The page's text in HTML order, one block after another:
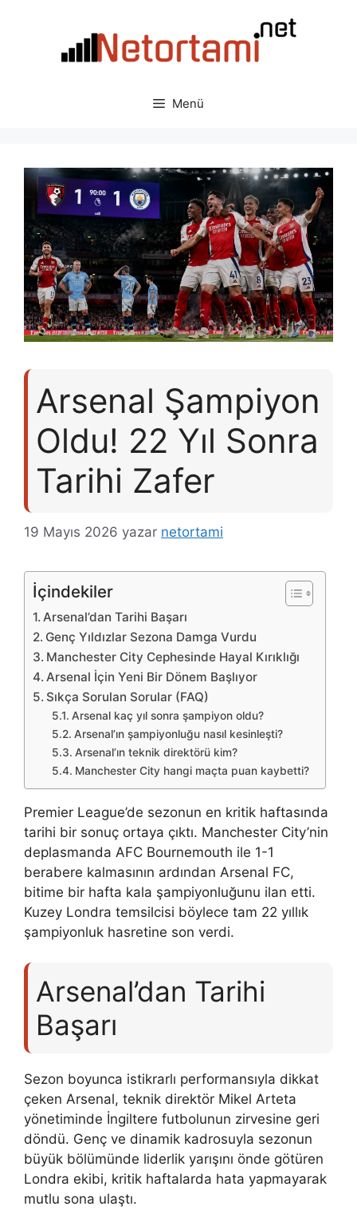
Menü
Arsenal Şampiyon
Oldu! 22 Yıl Sonra
Tarihi Zafer
19 Mayıs 2026 yazar netortami
İçindekiler
Arsenal’dan Tarihi Başarı
Genç Yıldızlar Sezona Damga Vurdu
Manchester City Cephesinde Hayal Kırıklığı
Arsenal İçin Yeni Bir Dönem Başlıyor
Sıkça Sorulan Sorular (FAQ)
Arsenal kaç yıl sonra şampiyon oldu?
Arsenal’ın şampiyonluğu nasıl kesinleşti?
Arsenal’ın teknik direktörü kim?
Manchester City hangi maçta puan kaybetti?
Premier League’de sezonun en kritik haftasında
tarihi bir sonuç ortaya çıktı. Manchester City’nin
deplasmanda AFC Bournemouth ile 1-1
berabere kalmasının ardından Arsenal FC,
bitime bir hafta kala şampiyonluğunu ilan etti.
Kuzey Londra temsilcisi böylece tam 22 yıllık
şampiyonluk hasretine son verdi.
Arsenal’dan Tarihi
Başarı
Sezon boyunca istikrarlı performansıyla dikkat
çeken Arsenal, teknik direktör Mikel Arteta
yönetiminde İngiltere futbolunun zirvesine geri
döndü. Genç ve dinamik kadrosuyla sezonun
büyük bölümünde liderlik yarışını önde götüren
Londra ekibi, kritik haftalarda hata yapmayarak
mutlu sona ulaştı.